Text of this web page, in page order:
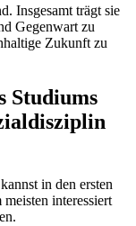
Insgesamt trägt sie
Gegenwart zu
Zukunft zu
Studiums
in den ersten
interessiert